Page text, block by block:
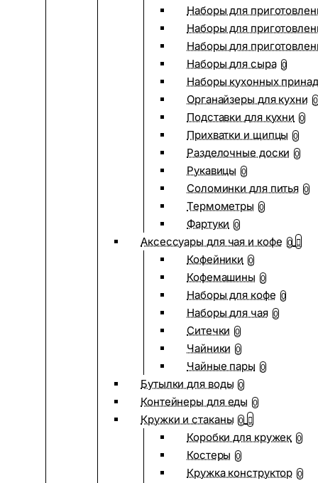
Наборы для
Наборы для
Наборы для
Наборы для сыра 0
Наборы кухонных
Органайзеры для кухни 0
Подставки для кухни 0
Прихватки и щипцы 0
Разделочные доски 0
Рукавицы 0
Соломинки для питья 0
Термометры 0
Фартуки 0
Аксессуары для чая и кофе 0
Кофейники 0
Кофемашины 0
Наборы для кофе 0
Наборы для чая 0
Ситечки 0
Чайники 0
Чайные пары 0
Бутылки для воды 0
Контейнеры для еды 0
Кружки и стаканы 0
Коробки для кружек 0
Костеры 0
Кружка конструктор 0